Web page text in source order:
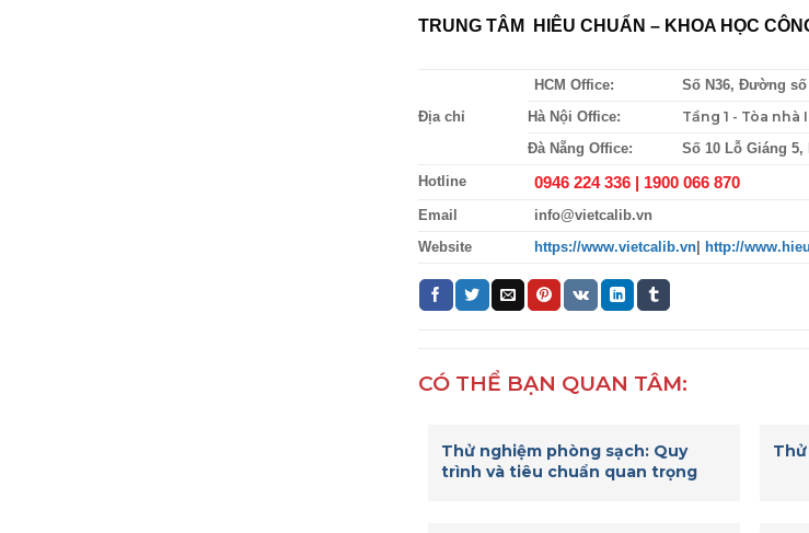
TRUNG TÂM HIÊU CHUẨN – KHOA HỌC
Địa chỉ
HCM Office: Số N36, Đường số
Hà Nội Office: Tầng 1 - Tòa nhà
Đà Nẵng Office: Số 10 Lỗ Giáng 5,
Hotline 0946 224 336 | 1900 066 870
Email info@vietcalib.vn
Website https://www.vietcalib.vn http://
CÓ THỂ BẠN QUAN TÂM:
Thử nghiệm phòng sạch: Quy
trình và tiêu chuẩn quan trọng